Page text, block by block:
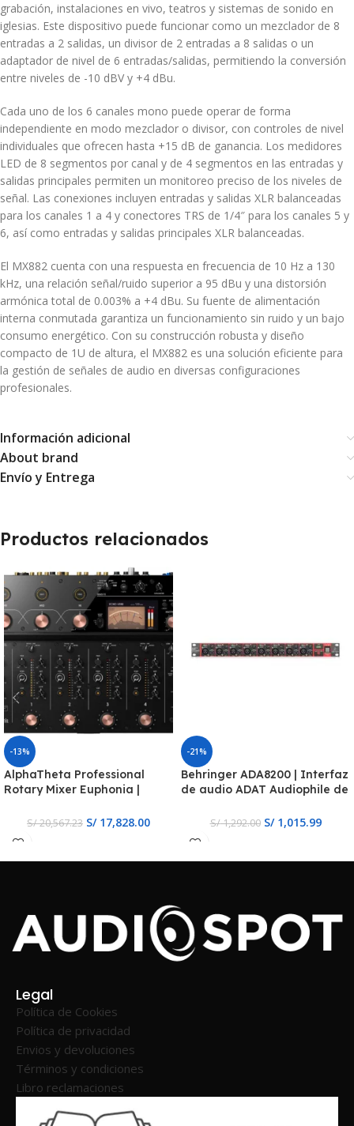
grabación, instalaciones en vivo, teatros y sistemas de sonido en
iglesias. Este dispositivo puede funcionar como un mezclador de 8
entradas a 2 salidas, un divisor de 2 entradas a 8 salidas o un
adaptador de nivel de 6 entradas/salidas, permitiendo la conversión
entre niveles de -10 dBV y +4 dBu.
Cada uno de los 6 canales mono puede operar de forma
independiente en modo mezclador o divisor, con controles de nivel
individuales que ofrecen hasta +15 dB de ganancia. Los medidores
LED de 8 segmentos por canal y de 4 segmentos en las entradas y
salidas principales permiten un monitoreo preciso de los niveles de
señal. Las conexiones incluyen entradas y salidas XLR balanceadas
para los canales 1 a 4 y conectores TRS de 1/4″ para los canales 5 y
6, así como entradas y salidas principales XLR balanceadas.
El MX882 cuenta con una respuesta en frecuencia de 10 Hz a 130
kHz, una relación señal/ruido superior a 95 dBu y una distorsión
armónica total de 0.003% a +4 dBu. Su fuente de alimentación
interna conmutada garantiza un funcionamiento sin ruido y un bajo
consumo energético. Con su construcción robusta y diseño
compacto de 1U de altura, el MX882 es una solución eficiente para
la gestión de señales de audio en diversas configuraciones
profesionales.
Información adicional
About brand
Envío y Entrega
Productos relacionados
-13%
AlphaTheta Professional
Rotary Mixer Euphonia |
profesional de 4 canales
S/20,567.23 S/17,828.00
-21%
Behringer ADA8200 | Interfaz
de audio ADAT Audiophile de
S/1,292.00 S/1,015.99
Legal
Política de Cookies
Política de privacidad
Envios y devoluciones
Términos y condiciones
Libro reclamaciones